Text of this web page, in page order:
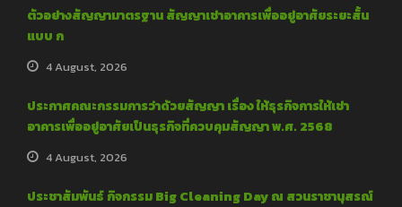
ตัวอย่างสัญญามาตรฐาน สัญญาเช่าอาคารเพื่ออยู่อาศัยระยะสั้น
แบบ ก
4 August, 2026
ประกาศคณะกรรมการว่าด้วยสัญญา เรื่อง ให้ธุรกิจการให้เช่า
อาคารเพื่ออยู่อาศัยเป็นธุรกิจที่ควบคุมสัญญา พ.ศ. 2568
4 August, 2026
ประชาสัมพันธ์ กิจกรรม Big Cleaning Day ณ สวนราชานุสรณ์